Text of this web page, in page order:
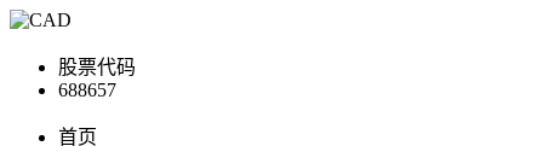
股票代码
688657
首页